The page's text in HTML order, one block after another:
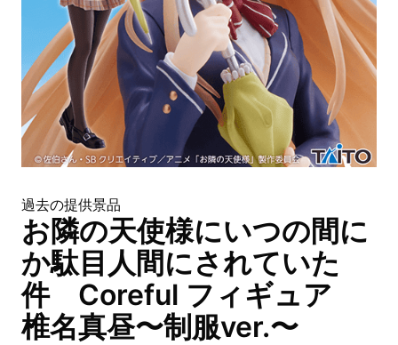
過去の提供景品
お隣の天使様にいつの間に
か駄目人間にされていた
件 Coreful フィギュア
椎名真昼〜制服ver.〜